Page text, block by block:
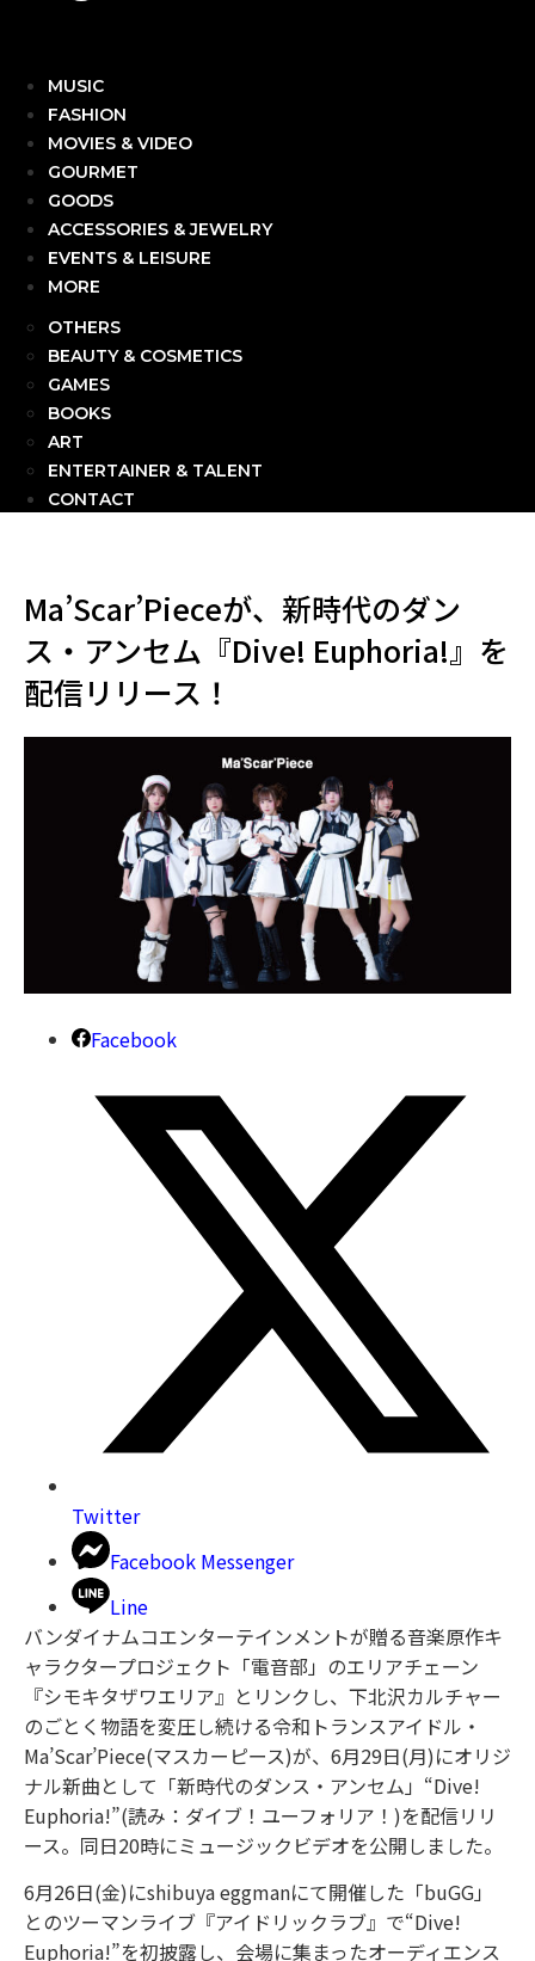
MUSIC
FASHION
MOVIES & VIDEO
GOURMET
GOODS
ACCESSORIES & JEWELRY
EVENTS & LEISURE
MORE
OTHERS
BEAUTY & COSMETICS
GAMES
BOOKS
ART
ENTERTAINER & TALENT
CONTACT
Ma’Scar’Pieceが、新時代のダン
ス・アンセム『Dive! Euphoria!』を
配信リリース！
Facebook
Twitter
Facebook Messenger
Line
バンダイナムコエンターテインメントが贈る音楽原作キ
ャラクタープロジェクト「電音部」のエリアチェーン
『シモキタザワエリア』とリンクし、下北沢カルチャー
のごとく物語を変圧し続ける令和トランスアイドル・
Ma’Scar’Piece(マスカーピース)が、6月29日(月)にオリジ
ナル新曲として「新時代のダンス・アンセム」“Dive!
Euphoria!”(読み：ダイブ！ユーフォリア！)を配信リリ
ース。同日20時にミュージックビデオを公開しました。
6月26日(金)にshibuya eggmanにて開催した「buGG」
とのツーマンライブ『アイドリックラブ』で“Dive!
Euphoria!”を初披露し、会場に集まったオーディエンス